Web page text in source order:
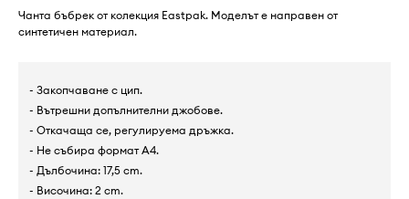
Чанта бъбрек от колекция Eastpak. Моделът е направен от
синтетичен материал.
- Закопчаване с цип.
- Вътрешни допълнителни джобове.
- Откачаща се, регулируема дръжка.
- Не събира формат А4.
- Дълбочина: 17,5 cm.
- Височина: 2 cm.